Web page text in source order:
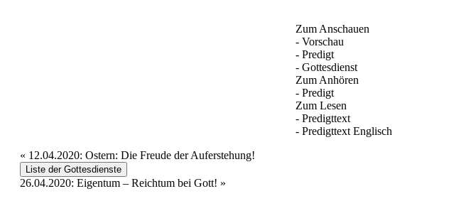
Zum Anschauen
- Vorschau
- Predigt
- Gottesdienst
Zum Anhören
- Predigt
Zum Lesen
- Predigttext
- Predigttext Englisch
« 12.04.2020: Ostern: Die Freude der Auferstehung!
Liste der Gottesdienste
26.04.2020: Eigentum – Reichtum bei Gott! »